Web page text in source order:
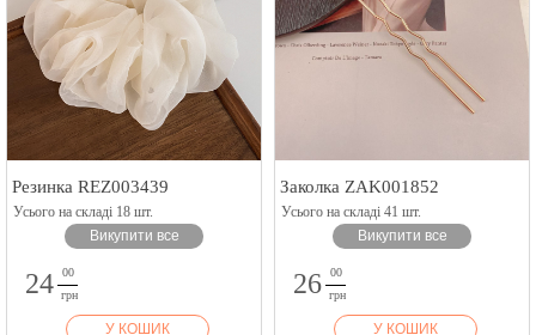
Резинка REZ003439
Усього на складі 18 шт.
Викупити все
24
00
грн
У КОШИК
Заколка ZAK001852
Усього на складі 41 шт.
Викупити все
26
00
грн
У КОШИК